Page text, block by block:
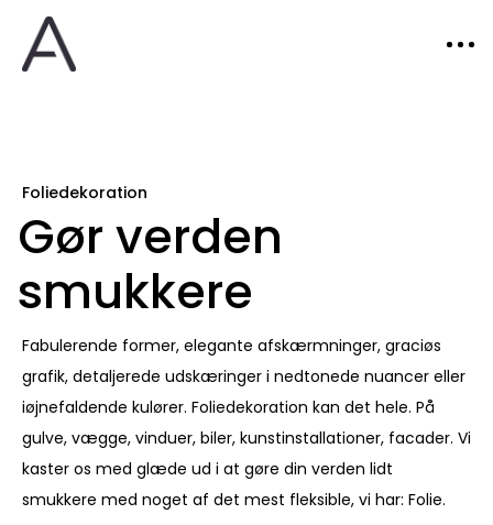
Foliedekoration
Gør verden
smukkere
Fabulerende former, elegante afskærmninger, graciøs
grafik, detaljerede udskæringer i nedtonede nuancer eller
iøjnefaldende kulører. Foliedekoration kan det hele. På
gulve, vægge, vinduer, biler, kunstinstallationer, facader. Vi
kaster os med glæde ud i at gøre din verden lidt
smukkere med noget af det mest fleksible, vi har: Folie.